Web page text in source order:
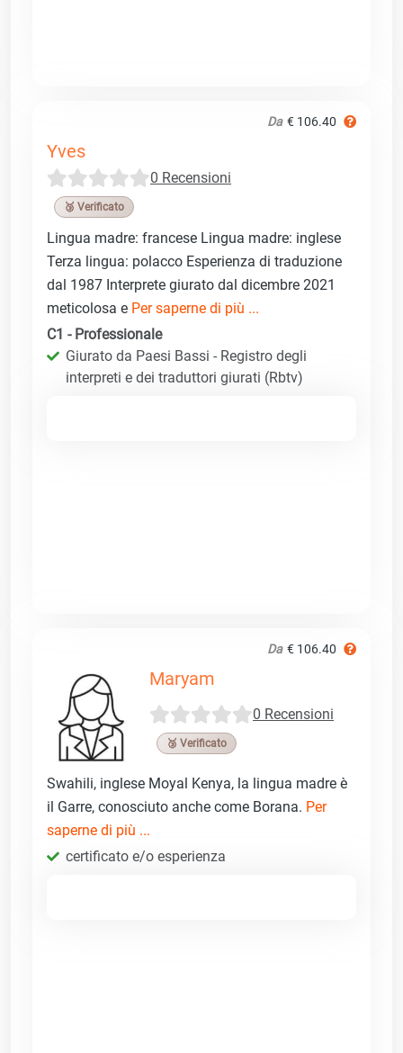
Da € 106.40
Yves
0 Recensioni
🥉 Verificato
Lingua madre: francese Lingua madre: inglese
Terza lingua: polacco Esperienza di traduzione
dal 1987 Interprete giurato dal dicembre 2021
meticolosa e Per saperne di più ...
C1 - Professionale
Giurato da Paesi Bassi - Registro degli
interpreti e dei traduttori giurati (Rbtv)
Da € 106.40
Maryam
0 Recensioni
🥉 Verificato
Swahili, inglese Moyal Kenya, la lingua madre è
il Garre, conosciuto anche come Borana. Per
saperne di più ...
certificato e/o esperienza